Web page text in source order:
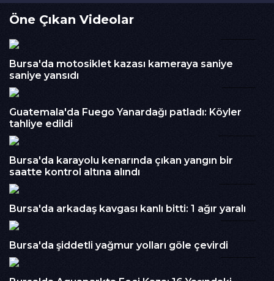
kapatarak kutlama yaptığı anlar cep telefonu kamerasına
yansıdı.Görüntülerin sosyal medyada paylaşılmasının
ardından polis ekipleri harekete geçti. Yapılan incelemede
konvoya katılan 7 aracın tünelde trafiği engellediği ve diğer
"tünel içerisinde konvoy yaparak trafiği tehlikeye düşürmek"
gerekçesiyle ayrı ayrı para cezaları uygulandı. Her bir araca
180 bin TL ceza kesilirken toplam tutar 1 milyon 260 bin TL
edildi, sürücülerin ehliyetlerine de aynı süre boyunca el
konuldu. Plakası belirlenen diğer araçlarla ilgili incelemelerin
ise sürdüğü bildirildi.
İzlenme : 207
Kategori :Haber
Embed Kodu :
Öne Çıkan Videolar
Bursa'da motosiklet kazası kameraya saniye
saniye yansıdı
Guatemala'da Fuego Yanardağı patladı: Köyler
tahliye edildi
Bursa'da karayolu kenarında çıkan yangın bir
saatte kontrol altına alındı
Bursa'da arkadaş kavgası kanlı bitti: 1 ağır yaralı
01:02
Bursa'da şiddetli yağmur yolları göle çevirdi01:02